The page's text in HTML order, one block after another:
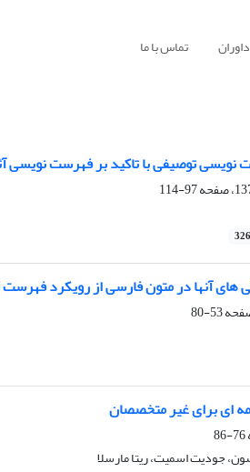
داوران تماس با ما
توصیفی با تاکید بر فهرست نویسی
97-114
های آنها در متون فارسی از رویکرد
53-80
ای برای غیر متخصصان
76-86
جودیت اسمیت، ریتا مارسلا